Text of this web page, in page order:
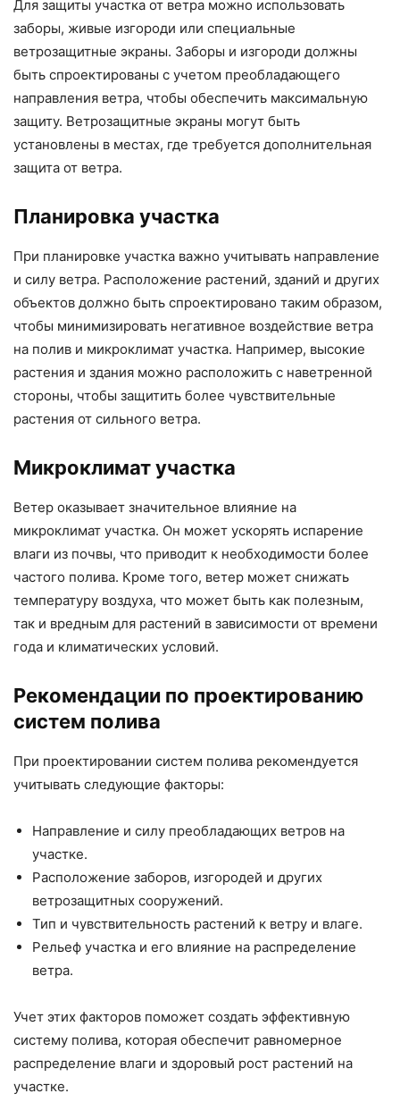
Для защиты участка от ветра можно использовать
заборы, живые изгороди или специальные
ветрозащитные экраны. Заборы и изгороди должны
быть спроектированы с учетом преобладающего
направления ветра, чтобы обеспечить максимальную
защиту. Ветрозащитные экраны могут быть
установлены в местах, где требуется дополнительная
защита от ветра.
Планировка участка
При планировке участка важно учитывать направление
и силу ветра. Расположение растений, зданий и других
объектов должно быть спроектировано таким образом,
чтобы минимизировать негативное воздействие ветра
на полив и микроклимат участка. Например, высокие
растения и здания можно расположить с наветренной
стороны, чтобы защитить более чувствительные
растения от сильного ветра.
Микроклимат участка
Ветер оказывает значительное влияние на
микроклимат участка. Он может ускорять испарение
влаги из почвы, что приводит к необходимости более
частого полива. Кроме того, ветер может снижать
температуру воздуха, что может быть как полезным,
так и вредным для растений в зависимости от времени
года и климатических условий.
Рекомендации по проектированию
систем полива
При проектировании систем полива рекомендуется
учитывать следующие факторы:
Направление и силу преобладающих ветров на
участке.
Расположение заборов, изгородей и других
ветрозащитных сооружений.
Тип и чувствительность растений к ветру и влаге.
Рельеф участка и его влияние на распределение
ветра.
Учет этих факторов поможет создать эффективную
систему полива, которая обеспечит равномерное
распределение влаги и здоровый рост растений на
участке.